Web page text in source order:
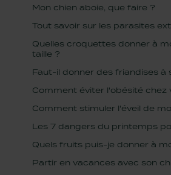
Mon chien aboie, que faire ?
Tout savoir sur les parasites
Quelles croquettes donner à
taille ?
Faut-il donner des friandises à
Comment éviter l'obésité chez
Comment stimuler l'éveil de
Les 7 dangers du printemps
Quels fruits puis-je donner à
Partir en vacances avec son